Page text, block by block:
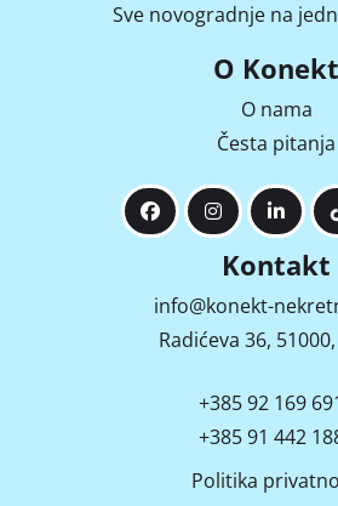
Sve novogradnje na
O Konekt
O nama
Česta pitanja
Kontakt
info@konekt-
Radićeva 36,
+385 92 169
+385 91 442
Politika